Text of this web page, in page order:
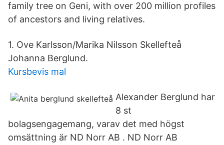
family tree on Geni, with over 200 million profiles
of ancestors and living relatives.
1. Ove Karlsson/Marika Nilsson Skellefteå
Johanna Berglund.
Kursbevis mal
Alexander Berglund har
8 st
bolagsengagemang, varav det med högst
omsättning är ND Norr AB . ND Norr AB